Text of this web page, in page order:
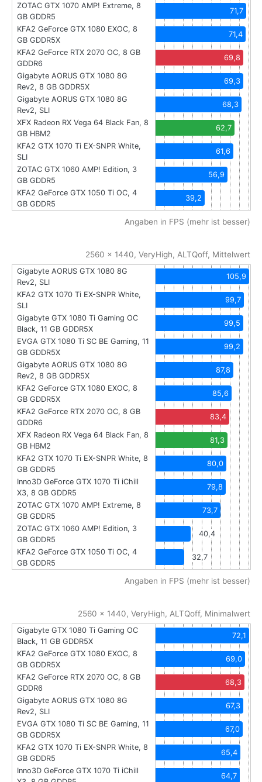
ZOTAC GTX 1070 AMP! Extreme, 8
GB GDDR5
71,7
KFA2 GeForce GTX 1080 EXOC, 8
GB GDDR5X
71,4
KFA2 GeForce RTX 2070 OC, 8 GB
GDDR6
69,8
Gigabyte AORUS GTX 1080 8G
Rev2, 8 GB GDDR5X
69,3
Gigabyte AORUS GTX 1080 8G
Rev2, SLI
68,3
XFX Radeon RX Vega 64 Black Fan, 8
GB HBM2
62,7
KFA2 GTX 1070 Ti EX-SNPR White,
SLI
61,6
ZOTAC GTX 1060 AMP! Edition, 3
GB GDDR5
56,9
KFA2 GeForce GTX 1050 Ti OC, 4
GB GDDR5
39,2
Angaben in FPS (mehr ist besser)
2560 x 1440, VeryHigh, ALTQoff, Mittelwert
Gigabyte AORUS GTX 1080 8G
Rev2, SLI
105,9
KFA2 GTX 1070 Ti EX-SNPR White,
SLI
99,7
Gigabyte GTX 1080 Ti Gaming OC
Black, 11 GB GDDR5X
99,5
EVGA GTX 1080 Ti SC BE Gaming, 11
GB GDDR5X
99,2
Gigabyte AORUS GTX 1080 8G
Rev2, 8 GB GDDR5X
87,8
KFA2 GeForce GTX 1080 EXOC, 8
GB GDDR5X
85,6
KFA2 GeForce RTX 2070 OC, 8 GB
GDDR6
83,4
XFX Radeon RX Vega 64 Black Fan, 8
GB HBM2
81,3
KFA2 GTX 1070 Ti EX-SNPR White, 8
GB GDDR5
80,0
Inno3D GeForce GTX 1070 Ti iChill
X3, 8 GB GDDR5
79,8
ZOTAC GTX 1070 AMP! Extreme, 8
GB GDDR5
73,7
ZOTAC GTX 1060 AMP! Edition, 3
GB GDDR5
40,4
KFA2 GeForce GTX 1050 Ti OC, 4
GB GDDR5
32,7
Angaben in FPS (mehr ist besser)
2560 x 1440, VeryHigh, ALTQoff, Minimalwert
Gigabyte GTX 1080 Ti Gaming OC
Black, 11 GB GDDR5X
72,1
KFA2 GeForce GTX 1080 EXOC, 8
GB GDDR5X
69,0
KFA2 GeForce RTX 2070 OC, 8 GB
GDDR6
68,3
Gigabyte AORUS GTX 1080 8G
Rev2, SLI
67,3
EVGA GTX 1080 Ti SC BE Gaming, 11
GB GDDR5X
67,0
KFA2 GTX 1070 Ti EX-SNPR White, 8
GB GDDR5
65,4
Inno3D GeForce GTX 1070 Ti iChill
64,7